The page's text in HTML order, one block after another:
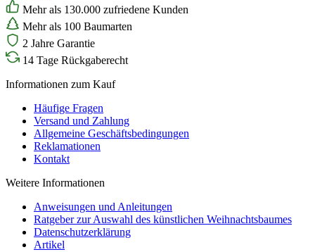
Mehr als 130.000 zufriedene Kunden
Mehr als 100 Baumarten
2 Jahre Garantie
14 Tage Rückgaberecht
Informationen zum Kauf
Häufige Fragen
Versand und Zahlung
Allgemeine Geschäftsbedingungen
Reklamationen
Kontakt
Weitere Informationen
Anweisungen und Anleitungen
Ratgeber zur Auswahl des künstlichen Weihnachtsbaumes
Datenschutzerklärung
Artikel